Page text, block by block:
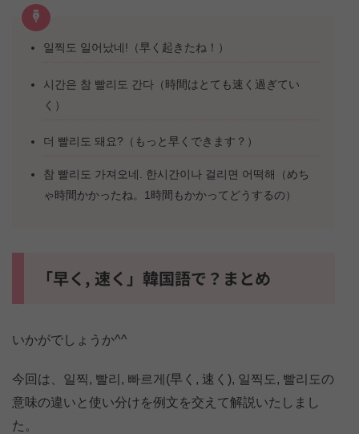
일찍도 일어났네!（早く起きたね！）
시간은 참 빨리도 간다（時間はとても速く過ぎてい
く）
더 빨리도 돼요?（もっと早くできます？）
참 빨리도 가져오네. 한시간이나 걸리면 어떡해（めち
ゃ時間かかったね。1時間もかかってどうするの）
「早く, 速く」韓国語で？まとめ
いかがでしょうか^^
今回は、일찍, 빨리, 빠르게(早く, 速く), 일찍도, 빨리도の
意味の違いと使い分けを例文を交えて解説いたしまし
た。